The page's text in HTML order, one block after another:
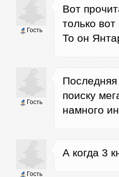
Гость
Вот
только
То он
Гость
Последняя
поиску
намного
Гость
А когда 3